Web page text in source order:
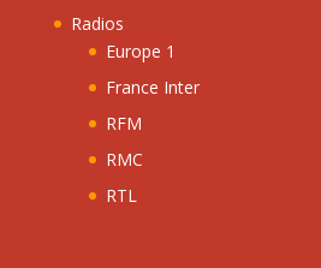
Radios
Europe 1
France Inter
RFM
RMC
RTL